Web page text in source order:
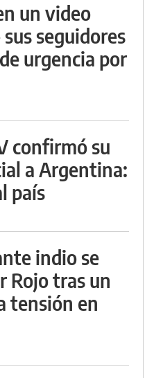
un video
seguidores
urgencia por
confirmó su
a Argentina:
país
indio se
Rojo tras un
tensión en